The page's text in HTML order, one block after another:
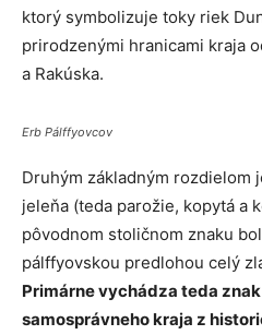
ktorý symbolizuje toky riek
prirodzenými hranicami kraja
a Rakúska.
Erb Pálffyovcov
Druhým základným rozdielom
jeleňa (teda parožie, kopytá a
pôvodnom stoličnom znaku
pálffyovskou predlohou celý
Primárne vychádza teda
samosprávneho kraja z